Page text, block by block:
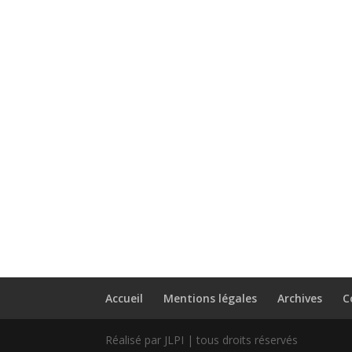
Accueil Mentions légales Archives
Réalisé par JLPI | tous droits réservés